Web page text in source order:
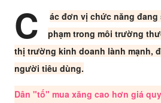
C
ác đơn vị chức năng
phạm trong môi trường
thị trường kinh doanh lành mạnh,
người tiêu dùng.
Dân "tố" mua xăng cao hơn giá